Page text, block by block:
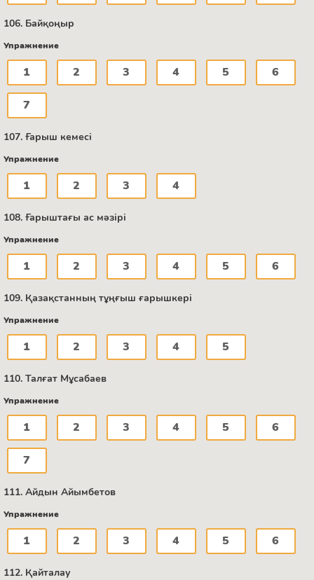
106. Байқоңыр
Упражнение
1 2 3 4 5 6
7
107. Ғарыш кемесі
Упражнение
1 2 3 4
108. Ғарыштағы ас мәзірі
Упражнение
1 2 3 4 5 6
109. Қазақстанның тұңғыш ғарышкері
Упражнение
1 2 3 4 5
110. Талғат Мұсабаев
Упражнение
1 2 3 4 5 6
7
111. Айдын Айымбетов
Упражнение
1 2 3 4 5 6
112. Қайталау